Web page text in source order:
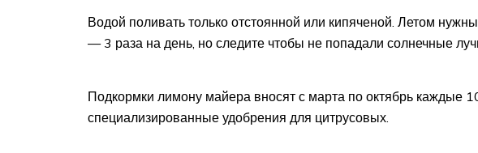
Водой поливать только отстоянной или кипяченой. Летом
— 3 раза на день, но следите чтобы не попадали солнечные
Подкормки лимону майера вносят с марта по октябрь каждые
специализированные удобрения для цитрусовых.